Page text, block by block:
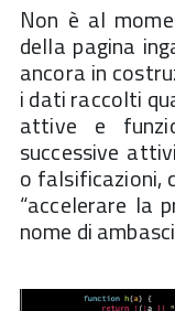
Non è al
della pagina
ancora in
i dati raccolti
attive e
successive
o falsificazioni,
“accelerare la
nome di